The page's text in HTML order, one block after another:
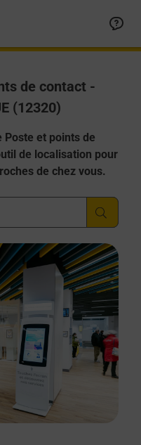
de contact -
(12320)
Poste et points de
de localisation pour
de chez vous.